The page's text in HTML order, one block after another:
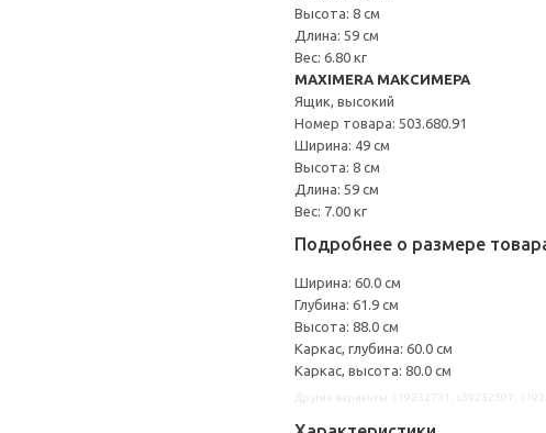
Высота: 8 см
Длина: 59 см
Вес: 6.80 кг
MAXIMERA МАКСИМЕРА
Ящик, высокий
Номер товара: 503.680.91
Ширина: 49 см
Высота: 8 см
Длина: 59 см
Вес: 7.00 кг
Подробнее о размере
Ширина: 60.0 см
Глубина: 61.9 см
Высота: 88.0 см
Каркас, глубина: 60.0 см
Каркас, высота: 80.0 см